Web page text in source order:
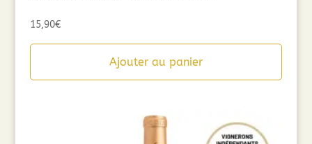
15,90€
Ajouter au panier